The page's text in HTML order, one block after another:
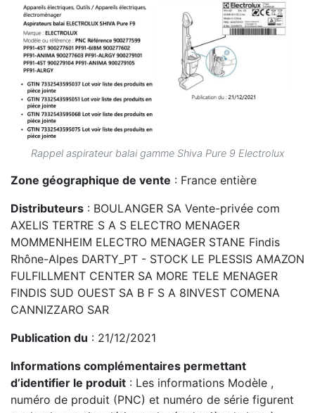
Rappel aspirateur balai gamme Shiva Pure 9 Electrolux
Zone géographique de vente
Distributeurs
: BOULANGER SA Vente-privée com
AXELIS TERTRE S A S ELECTRO MENAGER
Rhône-Alpes DARTY_PT - STOCK LE PLESSIS AMAZON
FULFILLMENT CENTER SA MORE TELE MENAGER
FINDIS SUD OUEST SA B F S A 8INVEST COMENA
CANNIZZARO SAR
Publication du: 21/12/2021
d’identifier le produit: Les informations Modèle ,
sur la plaque signalétique placée derrière le bac à
poussière de l’aspirateur. Motif du rappel : Un
composant utilisé dans le produit, dans certains cas,